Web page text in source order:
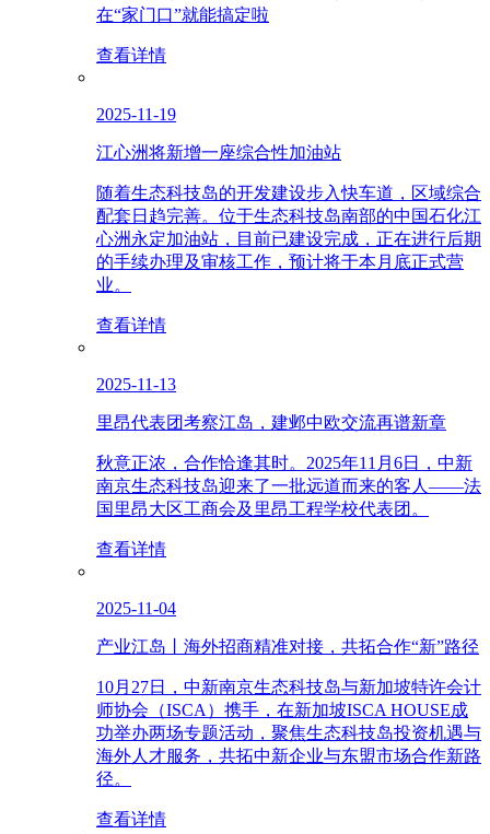
在“家门口”就能搞定啦
查看详情
2025-11-19
江心洲将新增一座综合性加油站
随着生态科技岛的开发建设步入快车道，区域综合
配套日趋完善。位于生态科技岛南部的中国石化江
心洲永定加油站，目前已建设完成，正在进行后期
的手续办理及审核工作，预计将于本月底正式营
业。
查看详情
2025-11-13
里昂代表团考察江岛，建邺中欧交流再谱新章
秋意正浓，合作恰逢其时。2025年11月6日，中新
南京生态科技岛迎来了一批远道而来的客人——法
国里昂大区工商会及里昂工程学校代表团。
查看详情
2025-11-04
产业江岛丨海外招商精准对接，共拓合作“新”路径
10月27日，中新南京生态科技岛与新加坡特许会计
师协会（ISCA）携手，在新加坡ISCA HOUSE成
功举办两场专题活动，聚焦生态科技岛投资机遇与
海外人才服务，共拓中新企业与东盟市场合作新路
径。
查看详情